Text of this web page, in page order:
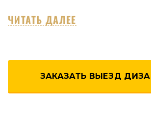
ЧИТАТЬ ДАЛЕЕ
ЗАКАЗАТЬ ВЫЕЗД